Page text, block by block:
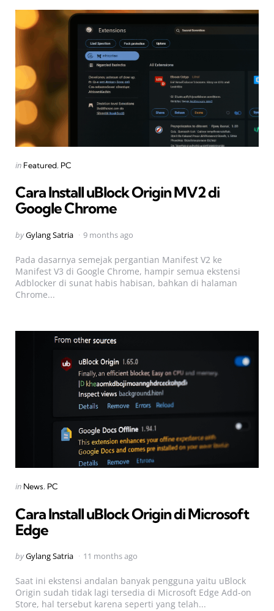
Categories
Posted
in Featured PC
Cara Install uBlock Origin MV2 di
Google Chrome
Posted
byGylang Satria 9 months ago
Pada dasarnya semejak pergantian Manifest V2 ke
Manifest V3 di Google Chrome, hampir semua ekstensi
Adblocker di sunat habis habisan, bahkan di halaman
Chrome...
Categories
Posted
in News PC
Cara Install uBlock Origin di Microsoft
Edge
Posted
byGylang Satria 11 months ago
Saat ini ekstensi andalan banyak pengguna yaitu uBlock
Origin sudah tidak lagi tersedia di Microsoft Edge Add-on
Store, hal tersebut karena seperti yang telah...